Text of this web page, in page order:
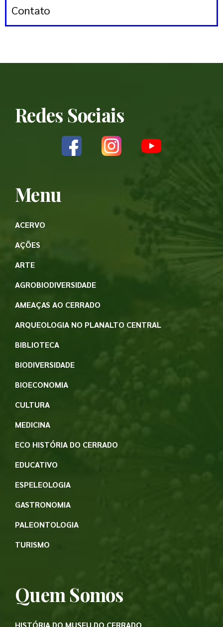
Contato
Redes Sociais
Menu
ACERVO
AÇÕES
ARTE
AGROBIODIVERSIDADE
AMEAÇAS AO CERRADO
ARQUEOLOGIA NO PLANALTO CENTRAL
BIBLIOTECA
BIODIVERSIDADE
BIOECONOMIA
CULTURA
MEDICINA
ECO HISTÓRIA DO CERRADO
EDUCATIVO
ESPELEOLOGIA
GASTRONOMIA
PALEONTOLOGIA
TURISMO
Quem Somos
HISTÓRIA DO MUSEU DO CERRADO